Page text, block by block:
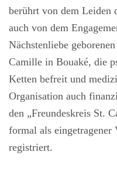
berührt von dem Leiden
auch von dem
Nächstenliebe
Camille in Bouaké, die
Ketten befreit und
Organisation auch
den „Freundeskreis St.
formal als
registriert.